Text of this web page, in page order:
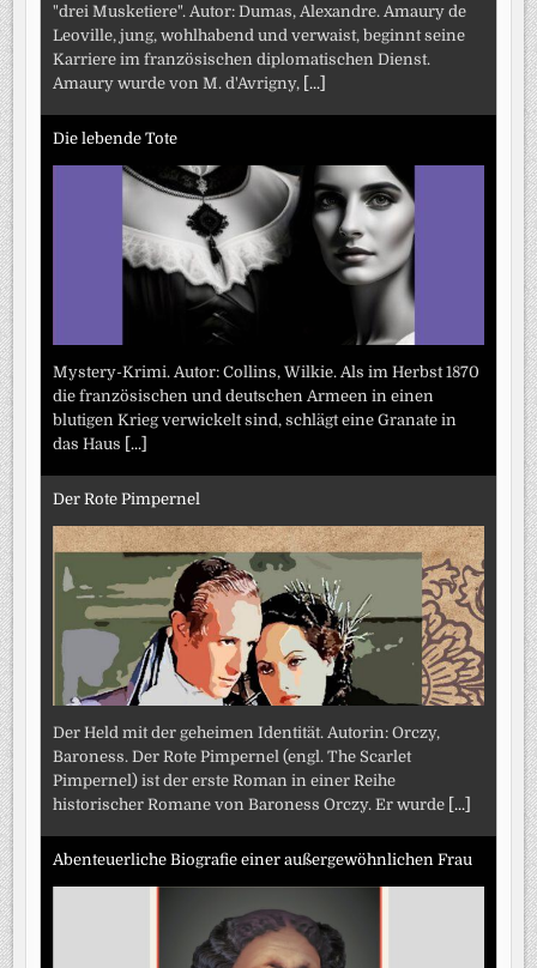
"drei Musketiere". Autor: Dumas, Alexandre. Amaury de
Leoville, jung, wohlhabend und verwaist, beginnt seine
Karriere im französischen diplomatischen Dienst.
Amaury wurde von M. d'Avrigny, [...]
Die lebende Tote
Mystery-Krimi. Autor: Collins, Wilkie. Als im Herbst 1870
die französischen und deutschen Armeen in einen
blutigen Krieg verwickelt sind, schlägt eine Granate in
das Haus [...]
Der Rote Pimpernel
Der Held mit der geheimen Identität. Autorin: Orczy,
Baroness. Der Rote Pimpernel (engl. The Scarlet
Pimpernel) ist der erste Roman in einer Reihe
historischer Romane von Baroness Orczy. Er wurde [...]
Abenteuerliche Biografie einer außergewöhnlichen Frau